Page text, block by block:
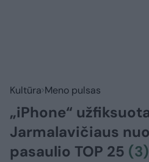
Kultūra Meno pulsas
„iPhone“
Jarmalavičiaus
pasaulio TOP 25 (3)